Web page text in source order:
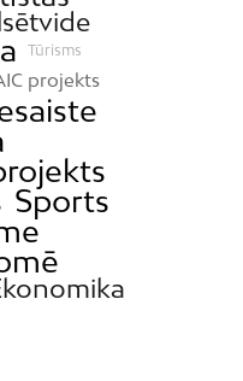
Tūrisms
projekts
Sports